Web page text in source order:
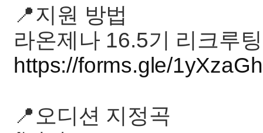
📍지원 방법
라온제나 16.5기 리크루
https://forms.gle/
📍오디션 지정곡